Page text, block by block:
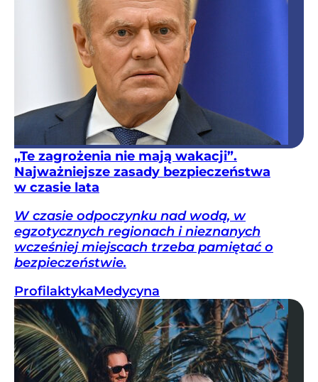
„Te zagrożenia nie mają wakacji”.
Najważniejsze zasady bezpieczeństwa
w czasie lata
W czasie odpoczynku nad wodą, w
egzotycznych regionach i nieznanych
wcześniej miejscach trzeba pamiętać o
bezpieczeństwie.
ProfilaktykaMedycyna